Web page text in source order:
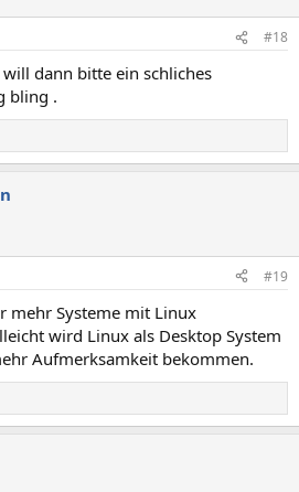
#18
dann bitte ein schliches
bling .
#19
mehr Systeme mit Linux
wird Linux als Desktop System
Aufmerksamkeit bekommen.